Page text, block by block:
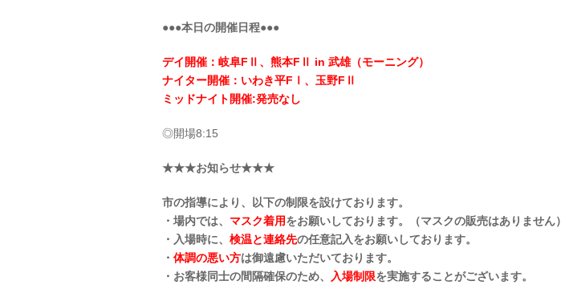
●●●本日の開催日程●●●
デイ開催：岐阜FⅡ、熊本FⅡ in 武雄（モーニング）
ナイター開催：いわき平FⅠ、玉野FⅡ
ミッドナイト開催:発売なし
◎開場8:15
★★★お知らせ★★★
市の指導により、以下の制限を設けております。
・場内では、 マスク着用をお願いしております。（マスクの販売はありません）
・入場時に、 検温と連絡先の任意記入をお願いしております。
・ 体調の悪い方は御遠慮いただいております。
・お客様同士の間隔確保のため、
入場制限を実施することがございます。